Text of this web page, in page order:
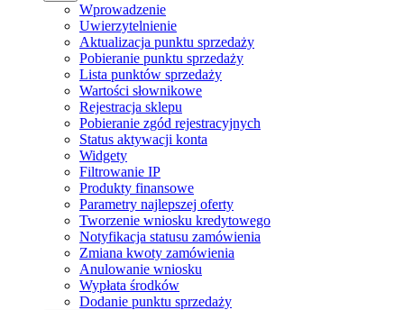
Wprowadzenie
Uwierzytelnienie
Aktualizacja punktu sprzedaży
Pobieranie punktu sprzedaży
Lista punktów sprzedaży
Wartości słownikowe
Rejestracja sklepu
Pobieranie zgód rejestracyjnych
Status aktywacji konta
Widgety
Filtrowanie IP
Produkty finansowe
Parametry najlepszej oferty
Tworzenie wniosku kredytowego
Notyfikacja statusu zamówienia
Zmiana kwoty zamówienia
Anulowanie wniosku
Wypłata środków
Dodanie punktu sprzedaży